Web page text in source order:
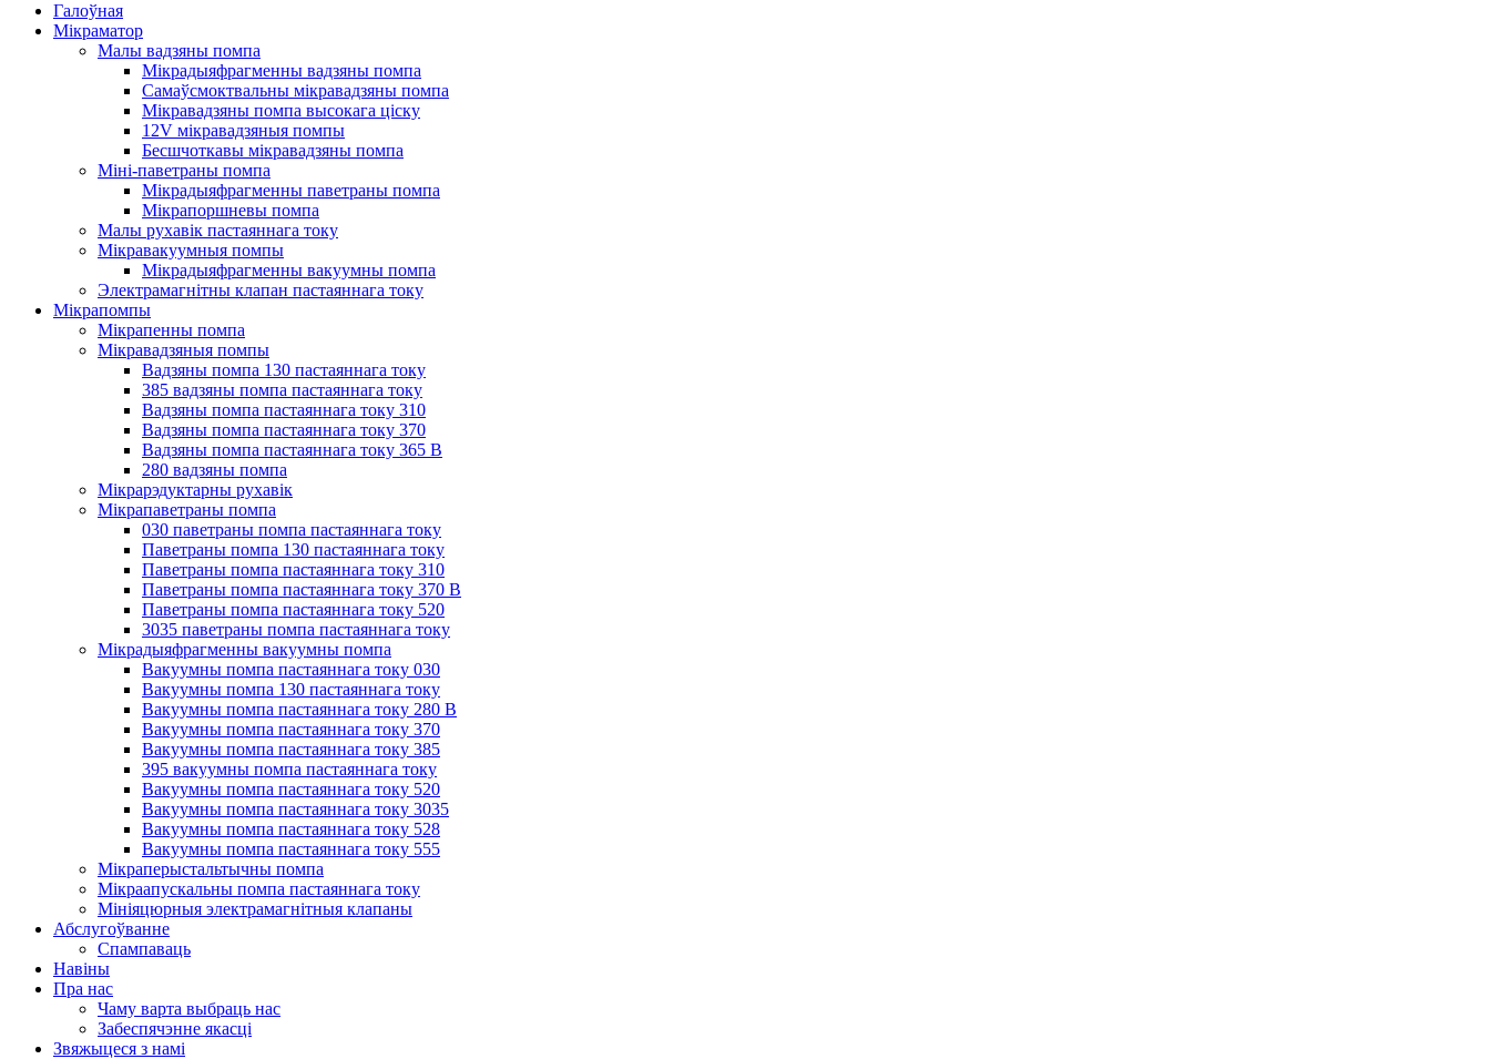
Галоўная
Мікраматор
Малы вадзяны помпа
Мікрадыяфрагменны вадзяны помпа
Самаўсмоктвальны мікравадзяны помпа
Мікравадзяны помпа высокага ціску
12V мікравадзяныя помпы
Бесшчоткавы мікравадзяны помпа
Міні-паветраны помпа
Мікрадыяфрагменны паветраны помпа
Мікрапоршневы помпа
Малы рухавік пастаяннага току
Мікравакуумныя помпы
Мікрадыяфрагменны вакуумны помпа
Электрамагнітны клапан пастаяннага току
Мікрапомпы
Мікрапенны помпа
Мікравадзяныя помпы
Вадзяны помпа 130 пастаяннага току
385 вадзяны помпа пастаяннага току
Вадзяны помпа пастаяннага току 310
Вадзяны помпа пастаяннага току 370
Вадзяны помпа пастаяннага току 365 В
280 вадзяны помпа
Мікрарэдуктарны рухавік
Мікрапаветраны помпа
030 паветраны помпа пастаяннага току
Паветраны помпа 130 пастаяннага току
Паветраны помпа пастаяннага току 310
Паветраны помпа пастаяннага току 370 В
Паветраны помпа пастаяннага току 520
3035 паветраны помпа пастаяннага току
Мікрадыяфрагменны вакуумны помпа
Вакуумны помпа пастаяннага току 030
Вакуумны помпа 130 пастаяннага току
Вакуумны помпа пастаяннага току 280 В
Вакуумны помпа пастаяннага току 370
Вакуумны помпа пастаяннага току 385
395 вакуумны помпа пастаяннага току
Вакуумны помпа пастаяннага току 520
Вакуумны помпа пастаяннага току 3035
Вакуумны помпа пастаяннага току 528
Вакуумны помпа пастаяннага току 555
Мікраперыстальтычны помпа
Мікраапускальны помпа пастаяннага току
Мініяцюрныя электрамагнітныя клапаны
Абслугоўванне
Спампаваць
Навіны
Пра нас
Чаму варта выбраць нас
Забеспячэнне якасці
Звяжыцеся з намі